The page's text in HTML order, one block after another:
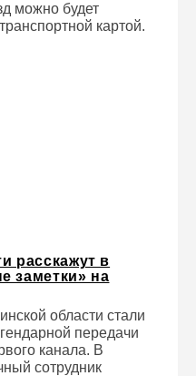
можно будет
картой.
расскажут в
заметки» на
области стали
передачи
канала. В
сотрудник